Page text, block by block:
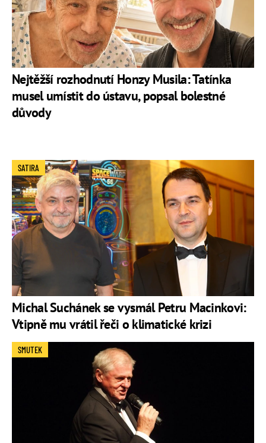
Nejtěžší rozhodnutí Honzy Musila: Tatínka
musel umístit do ústavu, popsal bolestné
důvody
Michal Suchánek se vysmál Petru Macinkovi:
Vtipně mu vrátil řeči o klimatické krizi
SATIRA
SMUTEK